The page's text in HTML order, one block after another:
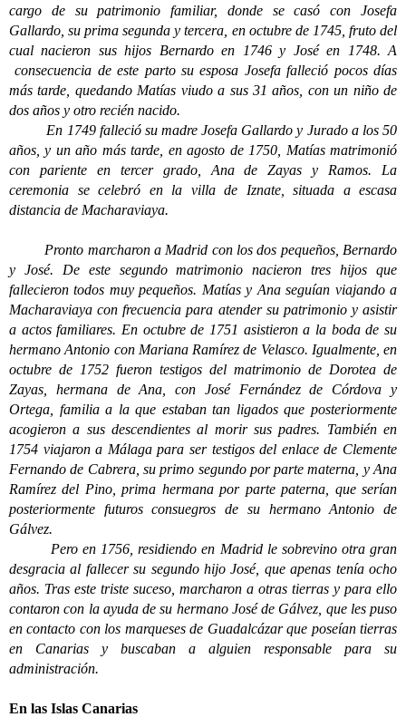
cargo de su patrimonio familiar, donde se casó con Josefa
Gallardo, su prima segunda y tercera, en octubre de 1745, fruto del
cual nacieron sus hijos Bernardo en 1746 y José en 1748. A
consecuencia de este parto su esposa Josefa falleció pocos días
más tarde, quedando Matías viudo a sus 31 años, con un niño de
dos años y otro recién nacido.
En 1749 falleció su madre Josefa Gallardo y Jurado a los 50
años, y un año más tarde, en agosto de 1750, Matías matrimonió
con pariente en tercer grado, Ana de Zayas y Ramos. La
ceremonia se celebró en la villa de Iznate, situada a escasa
distancia de Macharaviaya.
Pronto marcharon a Madrid con los dos pequeños, Bernardo
y José. De este segundo matrimonio nacieron tres hijos que
fallecieron todos muy pequeños. Matías y Ana seguían viajando a
Macharaviaya con frecuencia para atender su patrimonio y asistir
a actos familiares. En octubre de 1751 asistieron a la boda de su
hermano Antonio con Mariana Ramírez de Velasco. Igualmente, en
octubre de 1752 fueron testigos del matrimonio de Dorotea de
Zayas, hermana de Ana, con José Fernández de Córdova y
Ortega, familia a la que estaban tan ligados que posteriormente
acogieron a sus descendientes al morir sus padres. También en
1754 viajaron a Málaga para ser testigos del enlace de Clemente
Fernando de Cabrera, su primo segundo por parte materna, y Ana
Ramírez del Pino, prima hermana por parte paterna, que serían
posteriormente futuros consuegros de su hermano Antonio de
Gálvez.
Pero en 1756, residiendo en Madrid le sobrevino otra gran
desgracia al fallecer su segundo hijo José, que apenas tenía ocho
años. Tras este triste suceso, marcharon a otras tierras y para ello
contaron con la ayuda de su hermano José de Gálvez, que les puso
en contacto con los marqueses de Guadalcázar que poseían tierras
en Canarias y buscaban a alguien responsable para su
administración.
En las Islas Canarias